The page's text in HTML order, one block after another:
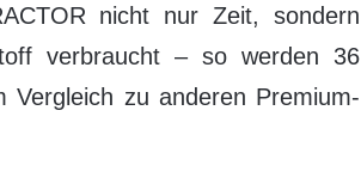
nicht nur Zeit, sondern
verbraucht – so werden 36
zu anderen Premium-